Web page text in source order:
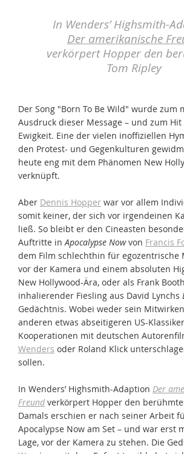
In Wenders’ Highsmith-
Der amerikanische
verkörpert Hopper den
Tom Ripley
Der Song "Born To Be Wild" wurde zum
Ausdruck dieser Message – und zum
Ewigkeit. Eine der vielen inoffiziellen
den Protest- und Gegenkulturen
heute eng mit dem Phänomen New
verknüpft.
Aber Dennis Hopper war vor allem
somit keiner, der sich vor irgendeinen
ließ. So bleibt er den Cineasten
Auftritte in Apocalypse Nowvon Francis
dem Film schlechthin für egozentrische
vor der Kamera und einem absoluten
New Hollywood-Ära, oder als Frank
inhalierender Fiesling aus David Lynchs
Gedächtnis. Wobei weder sein
anderen etwas abseitigeren US-
Kooperationen mit deutschen
Wenders oder Roland Klick
sollen.
In Wenders’ Highsmith-Adaption Der
Freund verkörpert Hopper den
Damals erschien er nach seiner Arbeit
Apocalypse Now am Set – und war erst
Lage, vor der Kamera zu stehen. Die